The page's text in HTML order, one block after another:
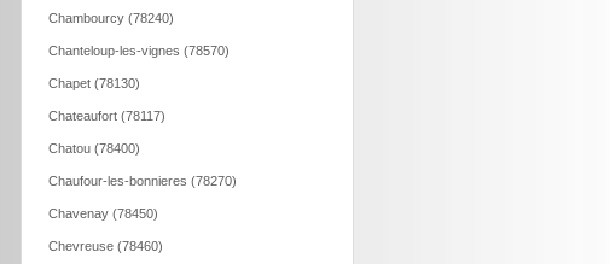
Chambourcy (78240)
Chanteloup-les-vignes (78570)
Chapet (78130)
Chateaufort (78117)
Chatou (78400)
Chaufour-les-bonnieres (78270)
Chavenay (78450)
Chevreuse (78460)